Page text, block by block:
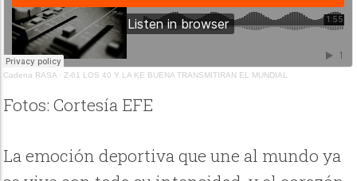
Cadena RASA · Z-61 LOS 40 Y LA KE BUENA TRANSMITIRAN EL MUNDIAL
Fotos: Cortesía EFE
La emoción deportiva que une al mundo ya